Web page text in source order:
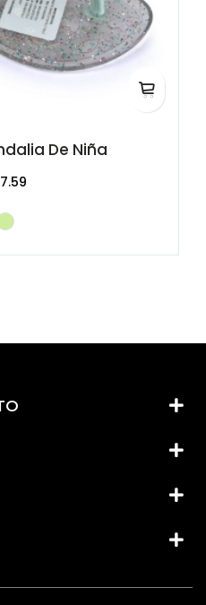
De Niña